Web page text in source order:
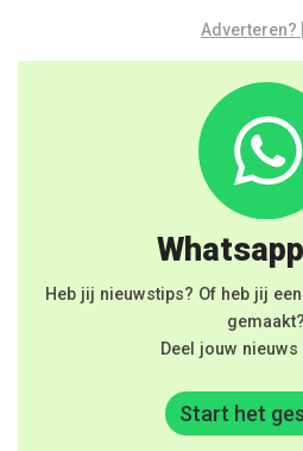
Adverteren?
Heb jij nieuwstips? Of heb jij
gemaakt?
Deel jouw
Start het